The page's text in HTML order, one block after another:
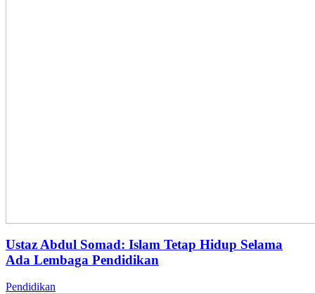
Ustaz Abdul Somad: Islam Tetap Hidup Selama
Ada Lembaga Pendidikan
Pendidikan